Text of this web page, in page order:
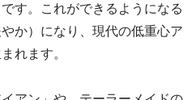
す。これができるようになる
か）になり、現代の低重心ア
れます。